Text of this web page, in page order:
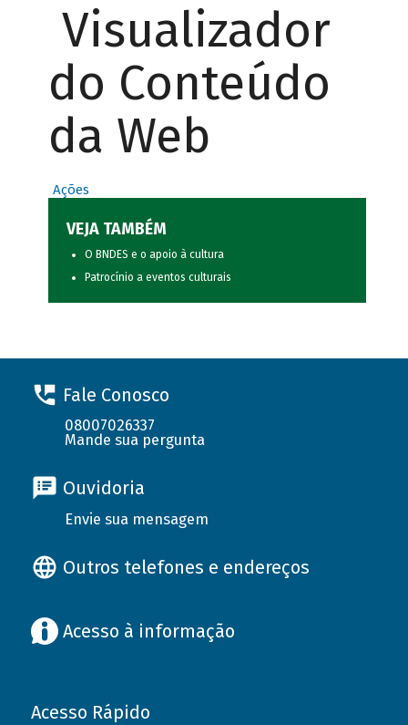
Visualizador
do Conteúdo
da Web
Ações
VEJA TAMBÉM
O BNDES e o apoio à cultura
Patrocínio a eventos culturais
Fale Conosco
08007026337
Mande sua pergunta
Ouvidoria
Envie sua mensagem
Outros telefones e endereços
Acesso à informação
Acesso Rápido